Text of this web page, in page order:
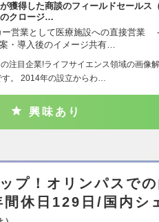
獲得した商談のフィールドセールス
クロージ…
営業として医療施設への直接営業 -
・導入後のイメージ共有…
注目企業!ライフサイエンス領域の画像
す。 2014年の設立からわ…
興味あり
プ！オリンパスで
間休日129日/国内シ